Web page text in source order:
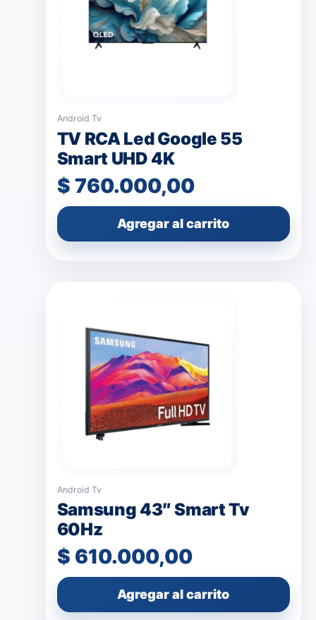
Android Tv
TV RCA Led Google 55
Smart UHD 4K
$ 760.000,00
Agregar al carrito
Android Tv
Samsung 43″ Smart Tv
60Hz
$ 610.000,00
Agregar al carrito